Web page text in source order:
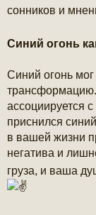
сонников и
Синий огонь
Синий огонь
трансформацию.
ассоциируется
приснился
в вашей жизни
негатива и
груза, и ваша